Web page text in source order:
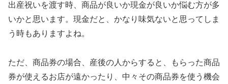
出産祝いを渡す時、商品が良いか現金が良いか悩む方が多
いかと思います。現金だと、かなり味気ないと思ってしま
う時もありますよね。
ただ、商品券の場合、産後の人からすると、もらった商品
券が使えるお店が遠かったり、中々その商品券を使う機会